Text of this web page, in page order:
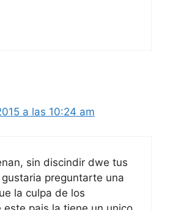
a las 10:24 am
sin discindir dwe tus
preguntarte una
la culpa de los